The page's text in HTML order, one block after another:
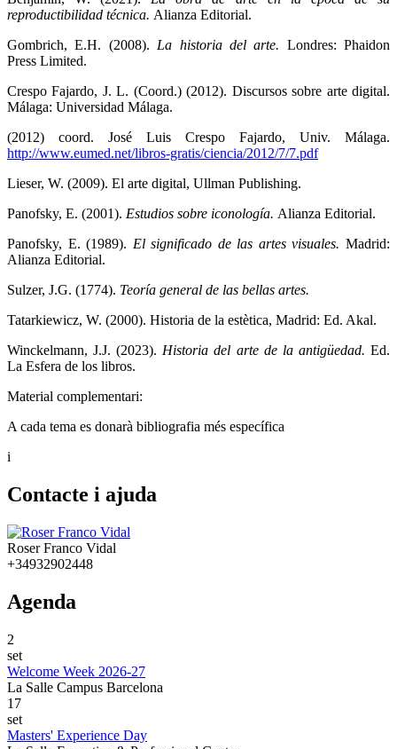
reproductibilidad técnica. Alianza Editorial.
Gombrich, E.H. (2008).La historia del arte. Londres: Phaidon
Press Limited.
Crespo Fajardo, J. L. (Coord.) (2012). Discursos sobre arte digital.
Málaga: Universidad Málaga.
(2012) coord. José Luis Crespo Fajardo, Univ. Málaga.
http://www.eumed.net/libros-gratis/ciencia/2012/7/7.pdf
Lieser, W. (2009). El arte digital, Ullman Publishing.
Panofsky, E. (2001). Estudios sobre iconología. Alianza Editorial.
Panofsky, E. (1989). El significado de las artes visuales.Madrid:
Alianza Editorial.
Sulzer, J.G. (1774). Teoría general de las bellas artes.
Tatarkiewicz, W. (2000). Historia de la estètica, Madrid: Ed. Akal.
Winckelmann, J.J. (2023).Historia del arte de la antigüedad.Ed.
La Esfera de los libros.
Material complementari:
A cada tema es donarà bibliografia més específica
i
Contacte i ajuda
Roser Franco Vidal
+34932902448
Agenda
2
set
Welcome Week 2026-27
La Salle Campus Barcelona
17
set
Masters' Experience Day